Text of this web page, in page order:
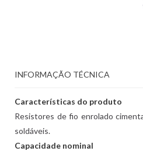
INFORMAÇÃO TÉCNICA
Características do produto
Resistores de fio enrolado
soldáveis.
Capacidade nominal